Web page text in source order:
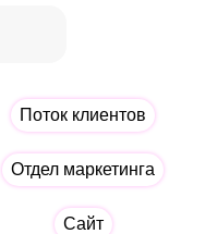
Поток клиентов
Отдел маркетинга
Сайт